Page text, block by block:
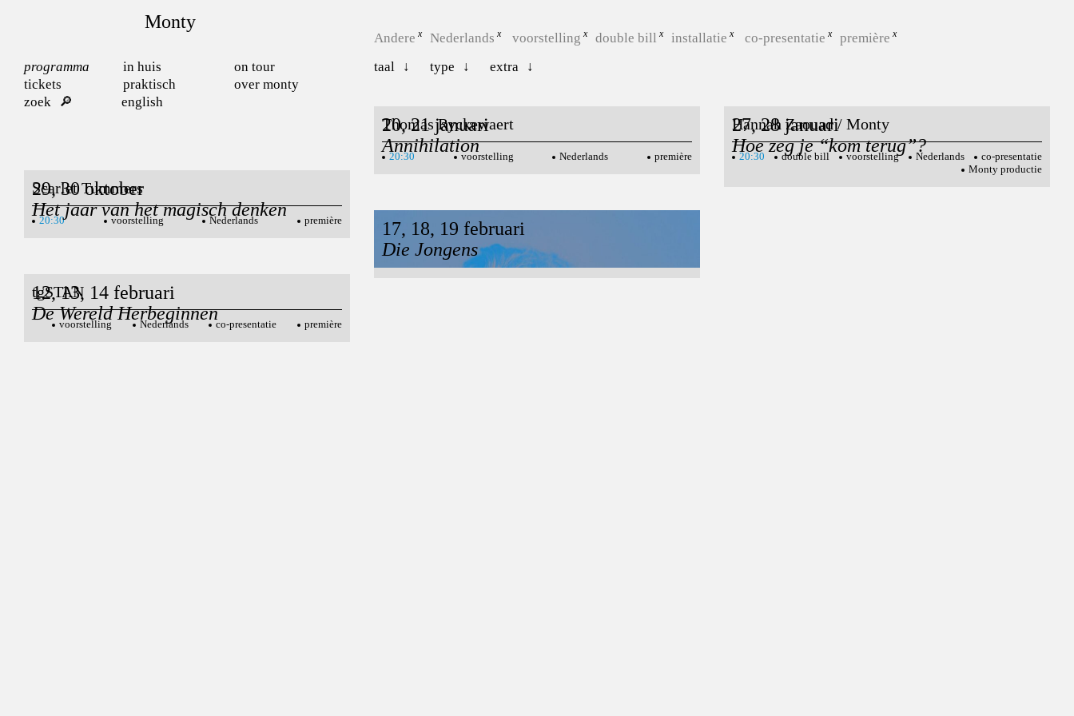
Monty
programma in huis
on tour
tickets
praktisch
over monty
zoek
english
Andere Nederlands voorstelling double bill installatie co-presentatie
première
taal
type extra
29, 30 oktober
Het jaar van het magisch denken
Scarlet Tummers
20:30 voorstelling Nederlands première
20, 21 januari
Annihilation
Thomas Ryckewaert
20:30 voorstelling Nederlands première
27, 28 januari
Hoe zeg je “kom terug”?
Hannah Zaouad / Monty
20:30 double bill voorstelling Nederlands
co-presentatie
Monty productie
12, 13, 14 februari
De Wereld Herbeginnen
tgSTAN
voorstelling Nederlands co-presentatie première
17, 18, 19 februari
Die Jongens
Joshua Smits / Monty
voorstelling Nederlands